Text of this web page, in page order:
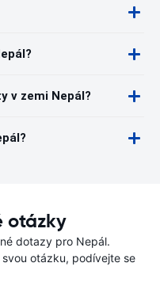
v zemi Nepál?
otázky
dotazy pro Nepál.
otázku, podívejte se